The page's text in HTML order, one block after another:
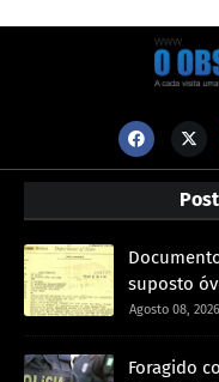
suposto
Agosto 08, 2026
Foragido